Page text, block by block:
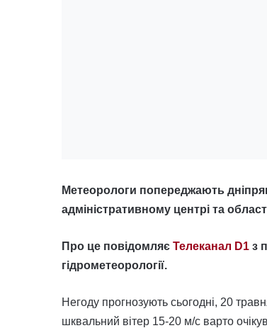
Метеорологи попереджають
адміністративному центрі та
Про це повідомляє Телеканал D1 з
гідрометеорології.
Негоду прогнозують сьогодні, 20
шквальний вітер 15-20 м/с варто